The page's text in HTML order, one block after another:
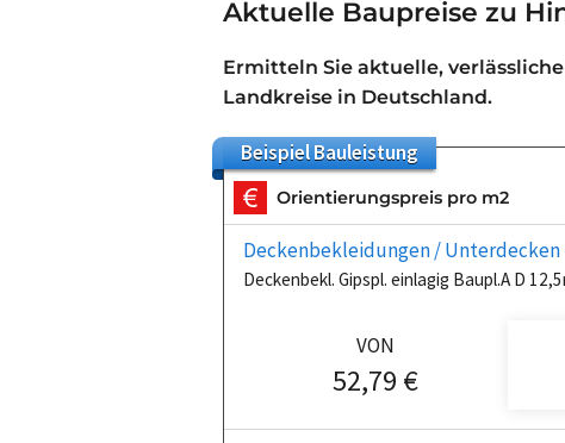
Aktuelle Baupreise zu
Ermitteln Sie aktuelle,
Landkreise in Deutschland.
BeispielBauleistung
Orientierungspreis pro m2
Deckenbekleidungen /
Deckenbekl. Gipspl. einlagig Baupl.A D
VON
52,79 €